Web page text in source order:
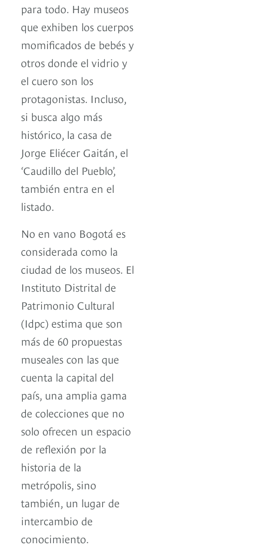
para todo. Hay museos
que exhiben los cuerpos
momificados de bebés y
otros donde el vidrio y
el cuero son los
protagonistas. Incluso,
si busca algo más
histórico, la casa de
Jorge Eliécer Gaitán, el
‘Caudillo del Pueblo’,
también entra en el
listado.
No en vano Bogotá es
considerada como la
ciudad de los museos. El
Instituto Distrital de
Patrimonio Cultural
(Idpc) estima que son
más de 60 propuestas
museales con las que
cuenta la capital del
país, una amplia gama
de colecciones que no
solo ofrecen un espacio
de reflexión por la
historia de la
metrópolis, sino
también, un lugar de
intercambio de
conocimiento.